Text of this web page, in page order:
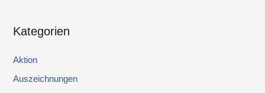
Kategorien
Aktion
Auszeichnungen